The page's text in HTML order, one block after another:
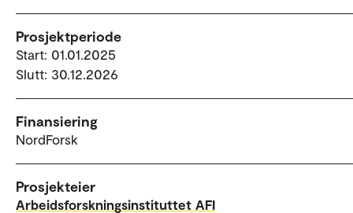
Prosjektperiode
Start: 01.01.2025
Slutt: 30.12.2026
Finansiering
NordForsk
Prosjekteier
Arbeidsforskningsinstituttet AFI